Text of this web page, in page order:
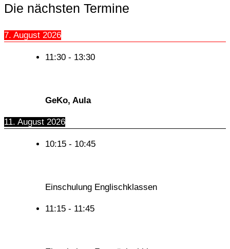
Die nächsten Termine
7. August 2026
11:30 - 13:30
GeKo, Aula
11. August 2026
10:15 - 10:45
Einschulung Englischklassen
11:15 - 11:45